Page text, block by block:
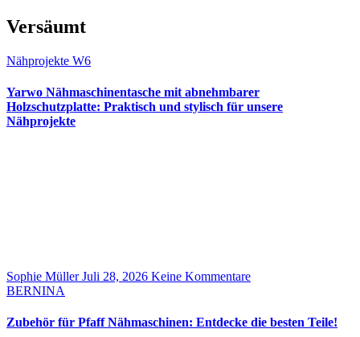
Versäumt
Nähprojekte W6
Yarwo Nähmaschinentasche mit abnehmbarer
Holzschutzplatte: Praktisch und stylisch für unsere
Nähprojekte
Sophie MüllerJuli 28, 2026 Keine Kommentare
BERNINA
Zubehör für Pfaff Nähmaschinen: Entdecke die besten Teile!